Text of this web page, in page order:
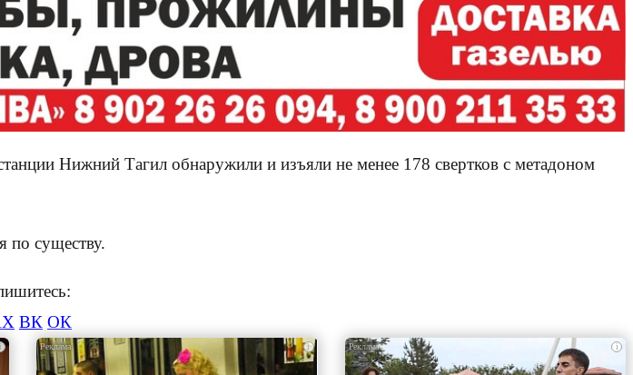
Нижний Тагил обнаружили и изъяли не менее 178 свертков с метадоном
по существу.
ВК ОК
i i